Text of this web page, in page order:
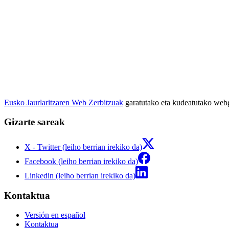
Eusko Jaurlaritzaren Web Zerbitzuak garatutako eta kudeatutako
Gizarte sareak
X - Twitter (leiho berrian irekiko da)
Facebook (leiho berrian irekiko da)
Linkedin (leiho berrian irekiko da)
Kontaktua
Versión en español
Kontaktua